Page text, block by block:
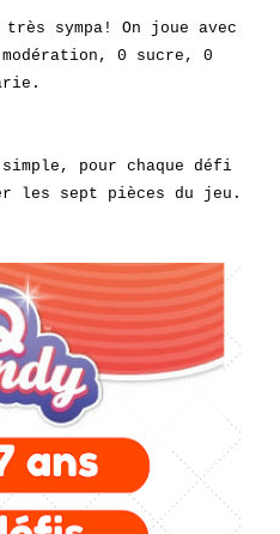
sympa! On joue avec
0 sucre, 0
pour chaque défi
les sept pièces du jeu.